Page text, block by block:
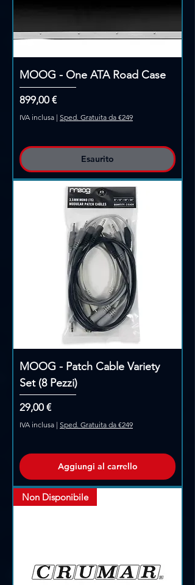
MOOG - One ATA Road Case
Prezzo
899,00 €
IVA inclusa | Sped. Gratuita da €249
Esaurito
MOOG - Patch Cable Variety
Set (8 Pezzi)
Prezzo
29,00 €
IVA inclusa | Sped. Gratuita da €249
Aggiungi al carrello
Non Disponibile